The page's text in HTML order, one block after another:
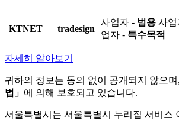
KTNET tradesign
사업자 - 범용 사업
업자 - 특수목적
자세히 알아보기
귀하의 정보는 동의 없이 공개되지 않으며,
법」 에 의해 보호되고 있습니다.
서울특별시는 서울특별시 누리집 서비스